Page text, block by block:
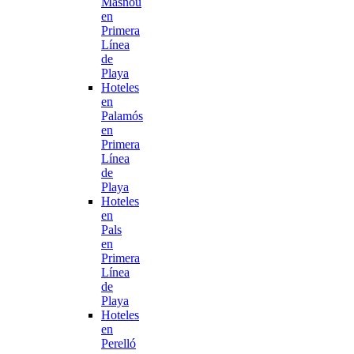
en
Primera
Línea
de
Playa
Hoteles
en
Palamós
en
Primera
Línea
de
Playa
Hoteles
en
Pals
en
Primera
Línea
de
Playa
Hoteles
en
Perelló